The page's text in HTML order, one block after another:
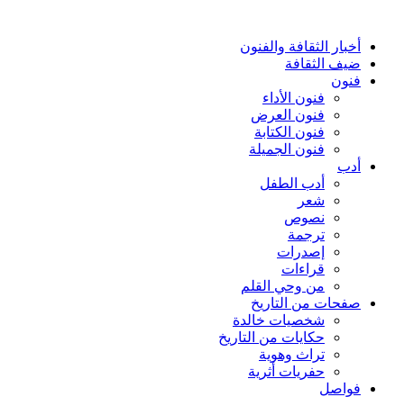
أخبار الثقافة والفنون
ضيف الثقافة
فنون
فنون الأداء
فنون العرض
فنون الكتابة
فنون الجميلة
أدب
أدب الطفل
شعر
نصوص
ترجمة
إصدرات
قراءات
من وحي القلم
صفحات من التاريخ
شخصيات خالدة
حكايات من التاريخ
تراث وهوية
حفريات أثرية
فواصل